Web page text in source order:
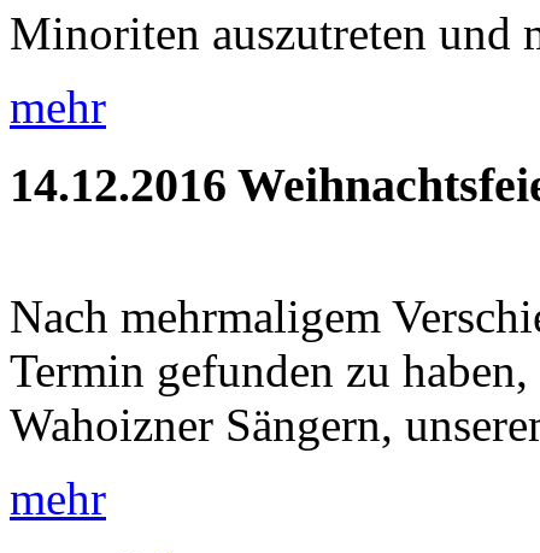
Minoriten auszutreten und
mehr
14.12.2016
Nach mehrmaligem
Termin gefunden zu
Wahoizner Sängern,
mehr